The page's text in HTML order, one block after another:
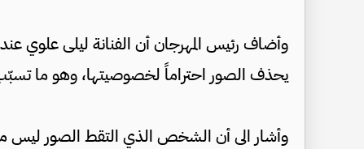
وأضاف رئيس المهرجان أن الفنانة ليلى
يحذف الصور احتراماً لخصوصيتها، وهو ما
وأشار الى أن الشخص الذي التقط الصور